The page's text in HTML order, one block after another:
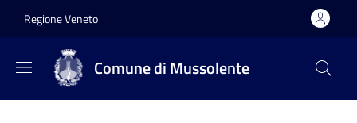
Regione Veneto
Comune di Mussolente